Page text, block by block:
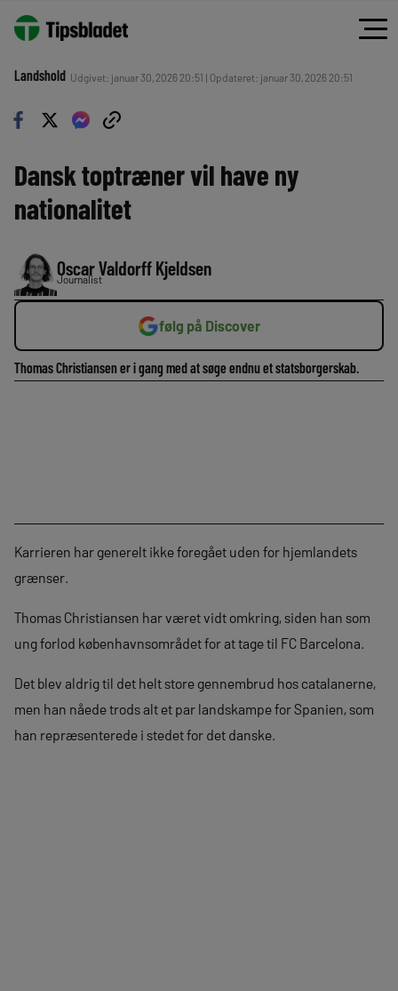
Landshold Udgivet: januar 30, 2026 20:51 | Opdateret: januar 30, 2026 20:51
Dansk toptræner vil have ny
nationalitet
Oscar Valdorff Kjeldsen
Journalist
følg på Discover
Thomas Christiansen er i gang med at søge endnu et statsborgerskab.
Karrieren har generelt ikke foregået uden for hjemlandets
grænser.
Thomas Christiansen har været vidt omkring, siden han som
ung forlod københavnsområdet for at tage til FC Barcelona.
Det blev aldrig til det helt store gennembrud hos catalanerne,
men han nåede trods alt et par landskampe for Spanien, som
han repræsenterede i stedet for det danske.